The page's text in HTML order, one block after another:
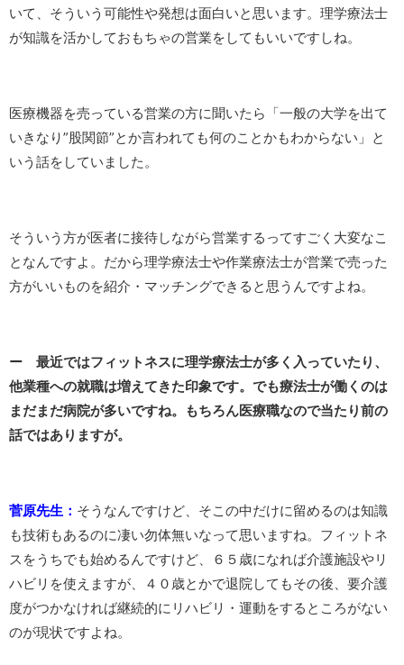
いて、そういう可能性や発想は面白いと思います。理学療法士
が知識を活かしておもちゃの営業をしてもいいですしね。
医療機器を売っている営業の方に聞いたら「一般の大学を出て
いきなり”股関節”とか言われても何のことかもわからない」と
いう話をしていました。
そういう方が医者に接待しながら営業するってすごく大変なこ
となんですよ。だから理学療法士や作業療法士が営業で売った
方がいいものを紹介・マッチングできると思うんですよね。
ー 最近ではフィットネスに理学療法士が多く入っていたり、
他業種への就職は増えてきた印象です。でも療法士が働くのは
まだまだ病院が多いですね。もちろん医療職なので当たり前の
話ではありますが。
菅原先生： そうなんですけど、そこの中だけに留めるのは知識
も技術もあるのに凄い勿体無いなって思いますね。フィットネ
スをうちでも始めるんですけど、６５歳になれば介護施設やリ
ハビリを使えますが、４０歳とかで退院してもその後、要介護
度がつかなければ継続的にリハビリ・運動をするところがない
のが現状ですよね。